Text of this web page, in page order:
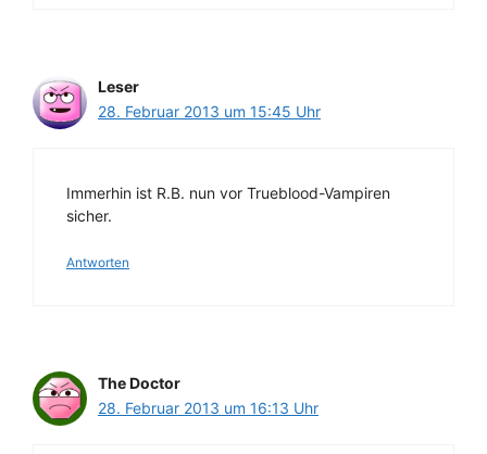
Leser
28. Februar 2013 um 15:45 Uhr
Immerhin ist R.B. nun vor Trueblood-Vampiren
sicher.
Antworten
The Doctor
28. Februar 2013 um 16:13 Uhr